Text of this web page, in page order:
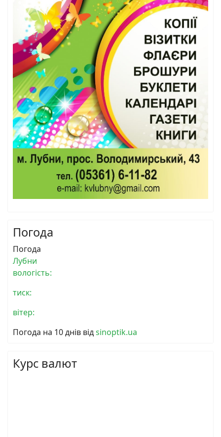
Погода
Погода
Лубни
вологість:
тиск:
вітер:
Погода на 10 днів відsinoptik.ua
Курс валют